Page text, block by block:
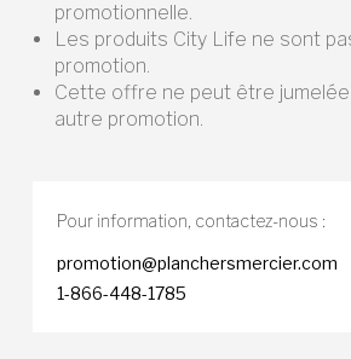
promotionnelle.
Les produits City Life ne sont
promotion.
Cette offre ne peut être
autre promotion.
Pour information, contactez-nous :
promotion@planchersmercier.com
1-866-448-1785